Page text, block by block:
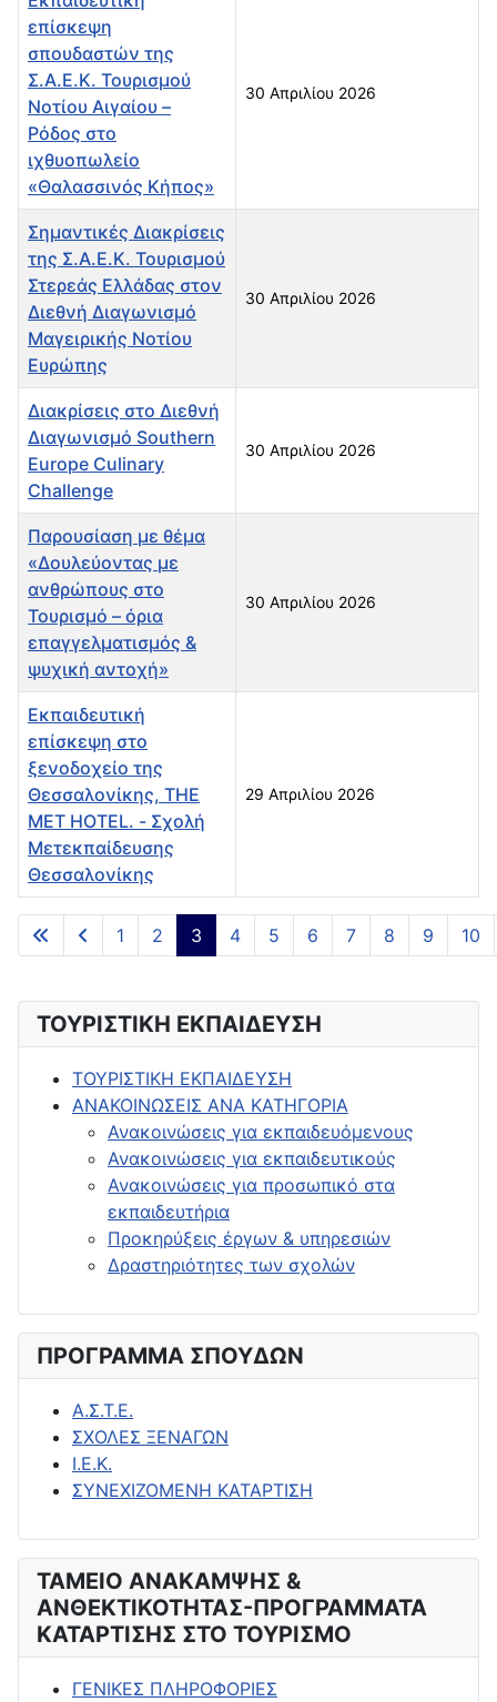
ΤΟΥΡΙΣΤΙΚΗ ΕΚΠΑΙΔΕΥΣΗ
ΤΟΥΡΙΣΤΙΚΗ ΕΚΠΑΙΔΕΥΣΗ
ΑΝΑΚΟΙΝΩΣΕΙΣ ΑΝΑ ΚΑΤΗΓΟΡΙΑ
Ανακοινώσεις για εκπαιδευόμενους
Ανακοινώσεις για εκπαιδευτικούς
Ανακοινώσεις για προσωπικό στα
εκπαιδευτήρια
Προκηρύξεις έργων & υπηρεσιών
Δραστηριότητες των σχολών
ΠΡΟΓΡΑΜΜΑ ΣΠΟΥΔΩΝ
Α.Σ.Τ.Ε.
ΣΧΟΛΕΣ ΞΕΝΑΓΩΝ
Ι.Ε.Κ.
ΣΥΝΕΧΙΖΟΜΕΝΗ ΚΑΤΑΡΤΙΣΗ
ΤΑΜΕΙΟ ΑΝΑΚΑΜΨΗΣ &
ΑΝΘΕΚΤΙΚΟΤΗΤΑΣ-ΠΡΟΓΡΑΜΜΑΤΑ
ΚΑΤΑΡΤΙΣΗΣ ΣΤΟ ΤΟΥΡΙΣΜΟ
ΓΕΝΙΚΕΣ ΠΛΗΡΟΦΟΡΙΕΣ
Άρθρα
επίσκεψη
σπουδαστών της
Σ.Α.Ε.Κ. Τουρισμού
Νοτίου Αιγαίου –
Ρόδος στο
ιχθυοπωλείο
«Θαλασσινός Κήπος»
30 Απριλίου 2026
Σημαντικές Διακρίσεις
της Σ.Α.Ε.Κ. Τουρισμού
Στερεάς Ελλάδας στον
Διεθνή Διαγωνισμό
Μαγειρικής Νοτίου
Ευρώπης
30 Απριλίου 2026
Διακρίσεις στο Διεθνή
Διαγωνισμό Southern
Europe Culinary
Challenge
30 Απριλίου 2026
Παρουσίαση με θέμα
«Δουλεύοντας με
ανθρώπους στο
Τουρισμό – όρια
επαγγελματισμός &
ψυχική αντοχή»
30 Απριλίου 2026
Εκπαιδευτική
επίσκεψη στο
ξενοδοχείο της
Θεσσαλονίκης, THE
MET HOTEL. - Σχολή
Μετεκπαίδευσης
Θεσσαλονίκης
29 Απριλίου 2026
Σελίδα 3 από 11
1 2 3 4 5 6 7 8 9 10